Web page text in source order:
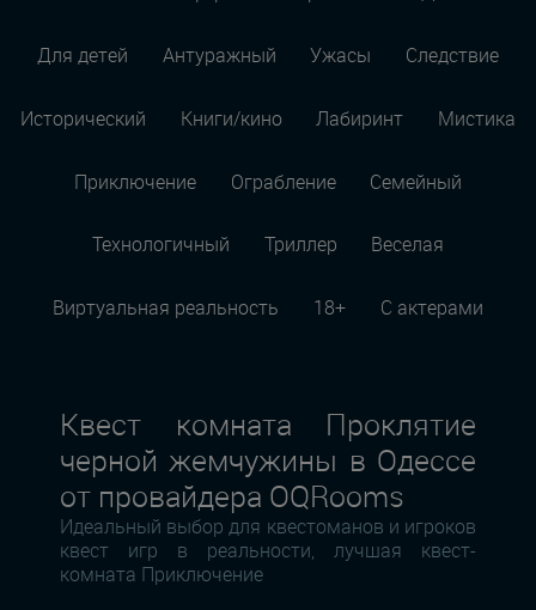
Для детей Антуражный Ужасы Следствие
Исторический Книги/кино Лабиринт Мистика
Приключение Ограбление Семейный
Технологичный Триллер Веселая
Виртуальная реальность 18+ С актерами
Квест комната Проклятие
черной жемчужины в Одессе
от провайдера OQRooms
Идеальный выбор для квестоманов и игроков
квест игр в реальности, лучшая квест-
комната Приключение